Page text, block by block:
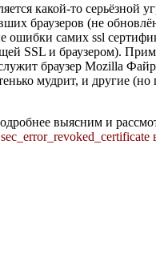
какой-то серьёзной
браузеров (не
ошибки самих ssl
SSL и браузером).
браузер Mozilla
мудрит, и другие
выясним и
sec_error_revoked_certificate